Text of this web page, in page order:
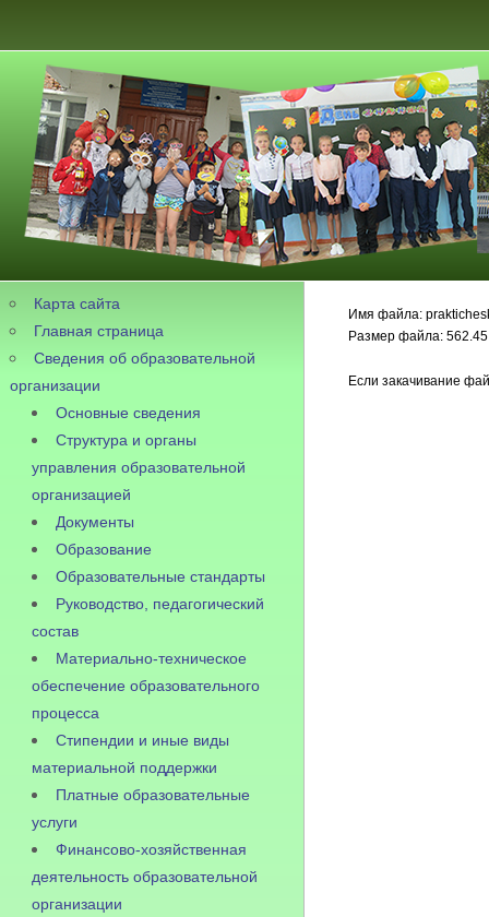
Карта сайта
Главная страница
Сведения об образовательной
организации
Основные сведения
Структура и органы
управления образовательной
организацией
Документы
Образование
Образовательные стандарты
Руководство, педагогический
состав
Материально-техническое
обеспечение образовательного
процесса
Стипендии и иные виды
материальной поддержки
Платные образовательные
услуги
Финансово-хозяйственная
деятельность образовательной
организации
Имя файла:
Размер файла:
Если закачивание